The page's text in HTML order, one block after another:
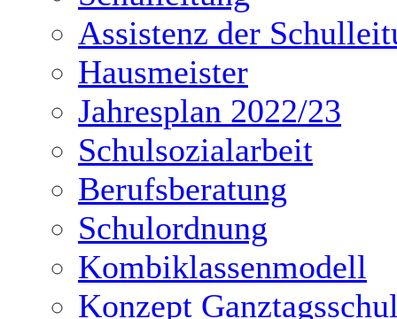
Assistenz der
Hausmeister
Jahresplan 2022/23
Schulsozialarbeit
Berufsberatung
Schulordnung
Kombiklassenmodell
Konzept